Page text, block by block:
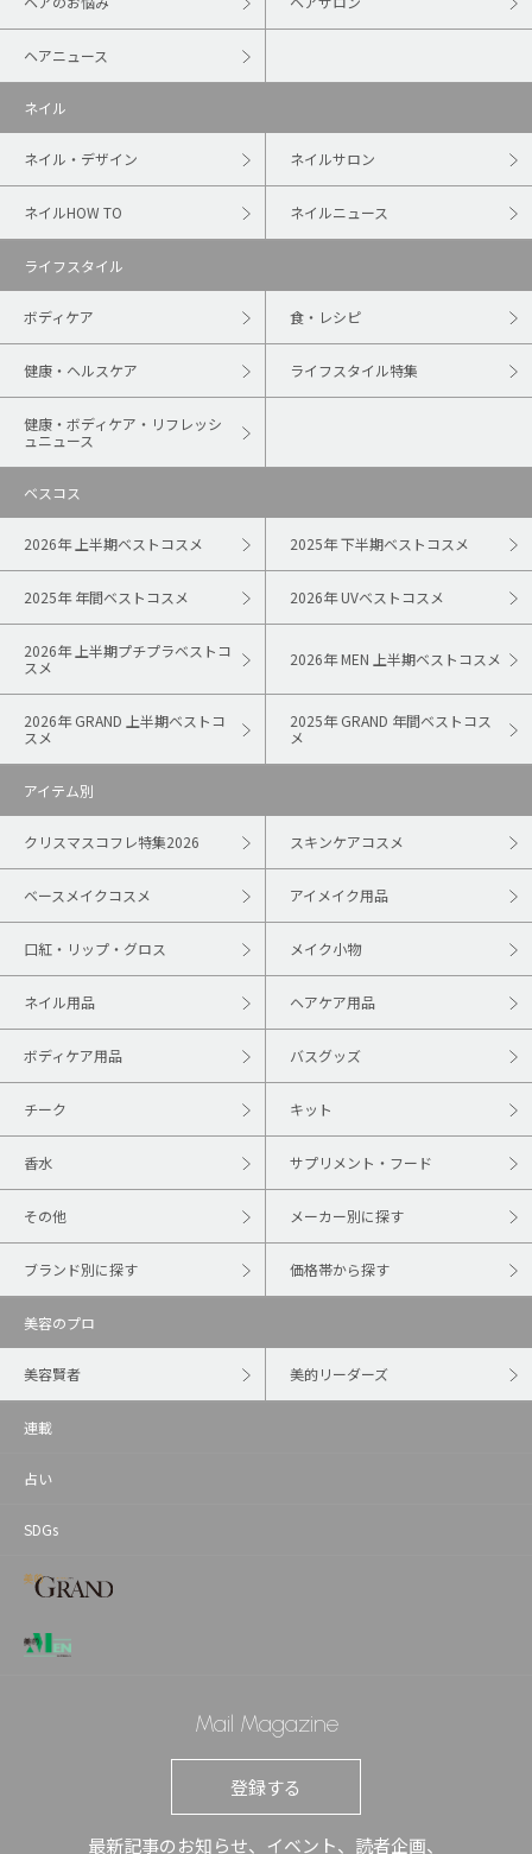
ヘアニュース
ネイル
ネイル・デザイン ネイルサロン
ネイルHOW TO ネイルニュース
ライフスタイル
ボディケア 食・レシピ
健康・ヘルスケア ライフスタイル特集
健康・ボディケア・リフレッシ
ュニュース
ベスコス
2026年 上半期ベストコスメ 2025年 下半期ベストコスメ
2025年 年間ベストコスメ 2026年 UVベストコスメ
2026年 上半期プチプラベストコ
スメ
2026年 MEN 上半期ベストコスメ
2026年 GRAND 上半期ベストコ
スメ
2025年 GRAND 年間ベストコス
メ
アイテム別
クリスマスコフレ特集2026 スキンケアコスメ
ベースメイクコスメ アイメイク用品
口紅・リップ・グロス メイク小物
ネイル用品 ヘアケア用品
ボディケア用品 バスグッズ
チーク キット
香水 サプリメント・フード
その他 メーカー別に探す
ブランド別に探す 価格帯から探す
美容のプロ
美容賢者 美的リーダーズ
連載
占い
SDGs
Mail Magazine
登録する
最新記事のお知らせ、イベント、読者企画、